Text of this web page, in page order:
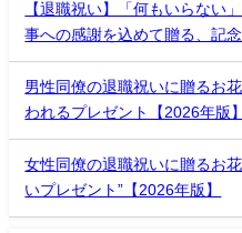
【退職祝い】「何もいらない
事への感謝を込めて贈る、記
男性同僚の退職祝いに贈るお
われるプレゼント【2026年版】
女性同僚の退職祝いに贈るお
いプレゼント”【2026年版】